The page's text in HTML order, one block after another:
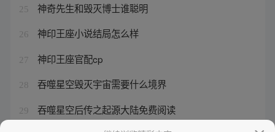
25 神奇先生和毁灭博士谁聪明
26 神印王座小说结局怎么样
27 神印王座官配cp
28 吞噬星空毁灭宇宙需要什么境界
29 吞噬星空后传之起源大陆免费阅读